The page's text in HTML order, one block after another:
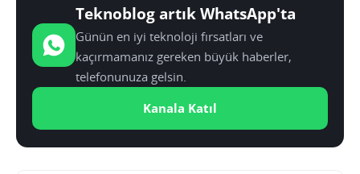
Teknoblog artık WhatsApp'ta
Günün en iyi teknoloji fırsatları ve
kaçırmamanız gereken büyük haberler,
telefonunuza gelsin.
Kanala Katıl